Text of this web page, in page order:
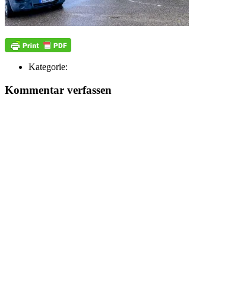
Kategorie:
Kommentar verfassen